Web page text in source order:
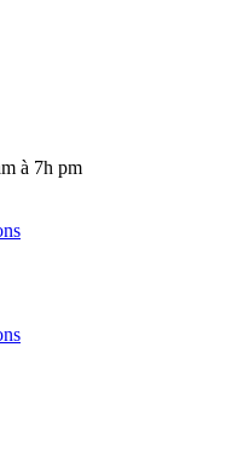
à 7h pm